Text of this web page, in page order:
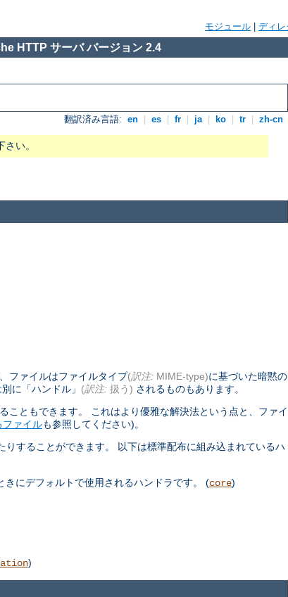
モジュール ディレ
HTTP サーバ バージョン 2.4
翻訳済み言語: en es fr ja ko tr zh-cn
い。
ファイルはファイルタイプ(訳注: MIME-type)に基づいた暗黙の
に「ハンドル」 (訳注: 扱う) されるものもあります。
こともできます。 これはより優雅な解決法という点と、ファイ
ファイルも参照してください)。
りすることができます。 以下は標準配布に組み込まれているハ
にデフォルトで使用されるハンドラです。 (core)
)